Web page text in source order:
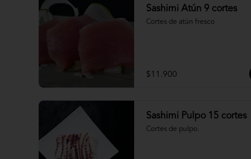
Sashimi Atún 9 cortes
Cortes de atún fresco
$11.900
Sashimi Pulpo 15 cortes
Cortes de pulpo.